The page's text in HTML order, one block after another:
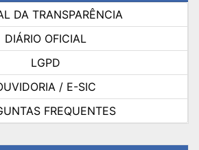
DA TRANSPARÊNCIA
DIÁRIO OFICIAL
LGPD
/ E-SIC
FREQUENTES